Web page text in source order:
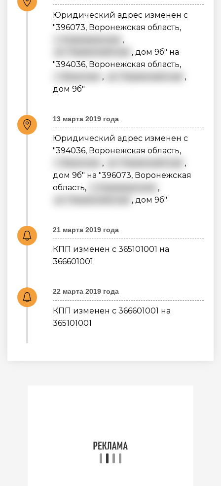
Юридический адрес изменен с
"396073, Воронежская область,
,
, дом 9б" на
"394036, Воронежская область,
,
,
дом 9б"
13 марта 2019 года
Юридический адрес изменен с
"394036, Воронежская область,
,
,
дом 9б" на "396073, Воронежская
область,
,
, дом 9б"
21 марта 2019 года
КПП изменен с 365101001 на
366601001
22 марта 2019 года
КПП изменен с 366601001 на
365101001